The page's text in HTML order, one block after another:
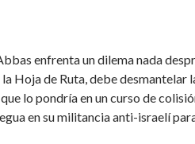
enfrenta un dilema nada
la Hoja de Ruta, debe
lo pondría en un curso de
en su militancia anti-israelí